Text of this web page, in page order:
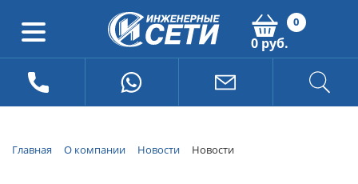
0
0 руб.
Главная О компании Новости Новости